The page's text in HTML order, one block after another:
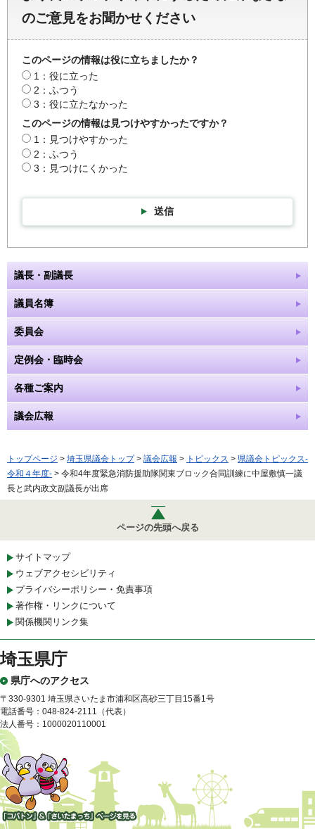
のご意見をお聞かせください
このページの情報は役に立ちましたか？
1：役に立った
2：ふつう
3：役に立たなかった
このページの情報は見つけやすかったですか？
1：見つけやすかった
2：ふつう
3：見つけにくかった
送信
議長・副議長
議員名簿
委員会
定例会・臨時会
各種ご案内
議会広報
トップページ > 埼玉県議会トップ> 議会広報 > トピックス > 県議会トピックス-
令和４年度- > 令和4年度緊急消防援助隊関東ブロック合同訓練に中屋敷慎一議
長と武内政文副議長が出席
ページの先頭へ戻る
サイトマップ
ウェブアクセシビリティ
プライバシーポリシー・免責事項
著作権・リンクについて
関係機関リンク集
埼玉県庁
県庁へのアクセス
〒330-9301 埼玉県さいたま市浦和区高砂三丁目15番1号
電話番号：048-824-2111（代表）
法人番号：1000020110001
「コバトン」&「さいたまっ